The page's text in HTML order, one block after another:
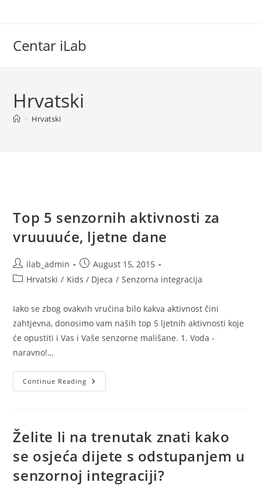
Centar iLab
Hrvatski
> Hrvatski
Top 5 senzornih aktivnosti za
vruuuuće, ljetne dane
Post
author:
ilab_admin
Post
published:
August 15, 2015
PostHrvatski / Kids / Djeca / Senzorna integracija
Iako se zbog ovakvih vrućina bilo kakva aktivnost čini
zahtjevna, donosimo vam naših top 5 ljetnih aktivnosti koje
će opustiti i Vas i Vaše senzorne mališane. 1. Voda -
naravno!…
Continue Reading Top
5
Ljetne
Dane
Želite li na trenutak znati kako
se osjeća dijete s odstupanjem u
senzornoj integraciji?